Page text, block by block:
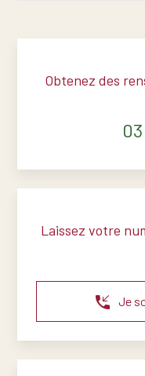
Obtenez des
Laissez votre
phone_callback Je